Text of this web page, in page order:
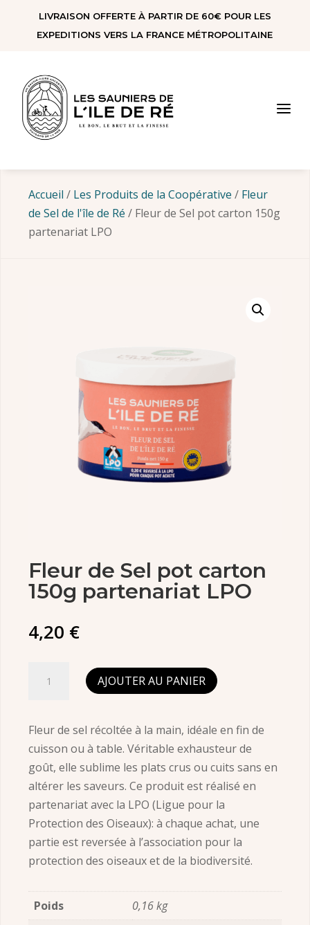
Panneau de gestion des cookies
LIVRAISON OFFERTE À PARTIR DE 60€ POUR LES
EXPEDITIONS VERS LA FRANCE MÉTROPOLITAINE
a
Accueil / Les Produits de la Coopérative / Fleur
de Sel de l'île de Ré / Fleur de Sel pot carton 150g
partenariat LPO
Fleur de Sel pot carton
150g partenariat LPO
4,20 €
de
Sel
pot
carton
150g
partenariat
LPO
AJOUTER AU PANIER
Fleur de sel récoltée à la main, idéale en fin de
cuisson ou à table. Véritable exhausteur de
goût, elle sublime les plats crus ou cuits sans en
altérer les saveurs. Ce produit est réalisé en
partenariat avec la LPO (Ligue pour la
Protection des Oiseaux): à chaque achat, une
partie est reversée à l’association pour la
protection des oiseaux et de la biodiversité.
Poids 0,16 kg